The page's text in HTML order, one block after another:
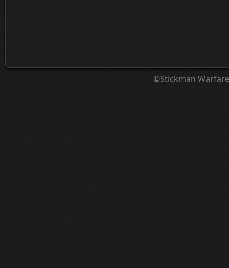
©Stickman Warfare